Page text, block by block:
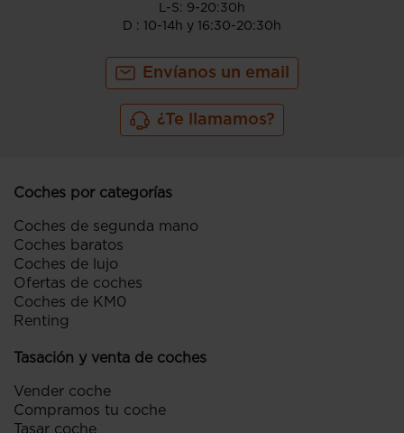
L-S: 9-20:30h
D : 10-14h y 16:30-20:30h
Envíanos un email
¿Te llamamos?
Coches por categorías
Coches de segunda mano
Coches baratos
Coches de lujo
Ofertas de coches
Coches de KM0
Renting
Tasación y venta de coches
Vender coche
Compramos tu coche
Tasar coche